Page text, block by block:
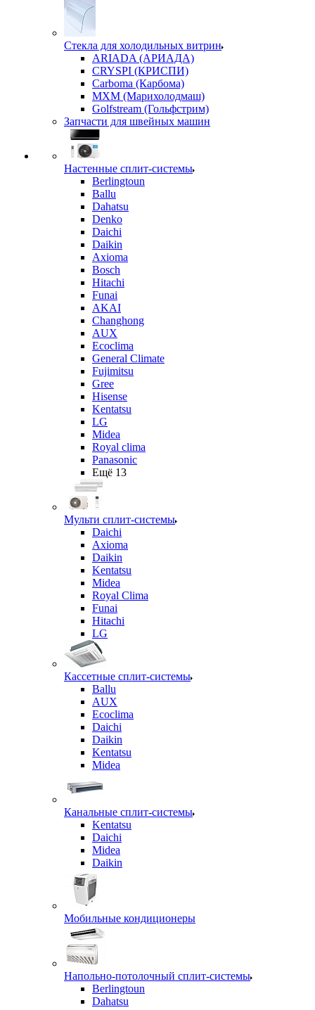
Стекла для холодильных витрин
ARIADA (АРИАДА)
CRYSPI (КРИСПИ)
Carboma (Карбома)
MXM (Марихолодмаш)
Golfstream (Гольфстрим)
Запчасти для швейных машин
Настенные сплит-системы
Berlingtoun
Ballu
Dahatsu
Denko
Daichi
Daikin
Axioma
Bosch
Hitachi
Funai
AKAI
Changhong
AUX
Ecoclima
General Climate
Fujimitsu
Gree
Hisense
Kentatsu
LG
Midea
Royal clima
Panasonic
Ещё 13
Мульти сплит-системы
Daichi
Axioma
Daikin
Kentatsu
Midea
Royal Clima
Funai
Hitachi
LG
Кассетные сплит-системы
Ballu
AUX
Ecoclima
Daichi
Daikin
Kentatsu
Midea
Канальные сплит-системы
Kentatsu
Daichi
Midea
Daikin
Мобильные кондиционеры
Напольно-потолочный сплит-системы
Berlingtoun
Dahatsu